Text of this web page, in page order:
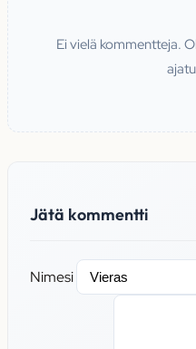
Ei vielä kommentteja.
Jätä kommentti
Nimesi